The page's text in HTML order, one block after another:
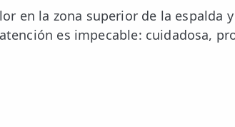
en la zona superior de la espalda
es impecable: cuidadosa,